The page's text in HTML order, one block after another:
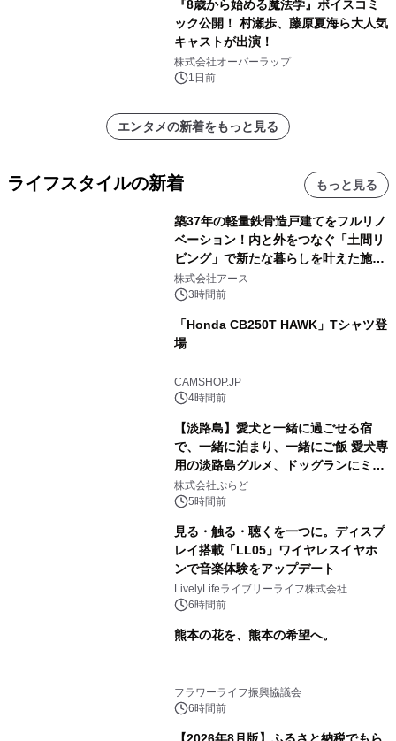
『8歳から始める魔法学』ボイスコミ
ック公開！ 村瀬歩、藤原夏海ら大人気
キャストが出演！
株式会社オーバーラップ
1日前
エンタメの新着をもっと見る
ライフスタイルの新着 もっと見る
築37年の軽量鉄骨造戸建てをフルリノ
ベーション！内と外をつなぐ「土間リ
ビング」で新たな暮らしを叶えた施工
事例を株式会社アースが公開
株式会社アース
3時間前
「Honda CB250T HAWK」Tシャツ登
場
CAMSHOP.JP
4時間前
【淡路島】愛犬と一緒に過ごせる宿
で、一緒に泊まり、一緒にご飯 愛犬専
用の淡路島グルメ、ドッグランにミニ
プール グランピングとトレーラーハウ
スの2施設で
株式会社ぷらど
5時間前
見る・触る・聴くを一つに。ディスプ
レイ搭載「LL05」ワイヤレスイヤホ
ンで音楽体験をアップデート
LivelyLifeライブリーライフ株式会社
6時間前
熊本の花を、熊本の希望へ。
フラワーライフ振興協議会
6時間前
【2026年8月版】ふるさと納税でもら